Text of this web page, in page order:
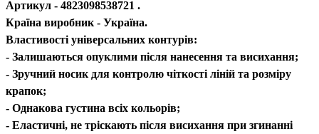
Артикул - 4823098538721 .
Країна виробник - Україна.
Властивості універсальних контурів:
- Залишаються опуклими після нанесення та висихання;
- Зручний носик для контролю чіткості ліній та розміру
крапок;
- Однакова густина всіх кольорів;
- Еластичні, не тріскають після висихання при згинанні